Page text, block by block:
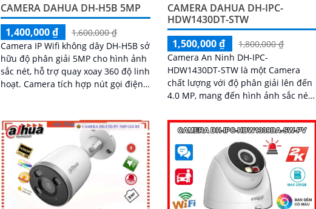
CAMERA DAHUA DH-H5B 5MP
1,400,000 ₫
1,600,000 ₫
Camera IP Wifi không dây DH-H5B sở
hữu độ phân giải 5MP cho hình ảnh
sắc nét, hỗ trợ quay xoay 360 độ linh
hoạt. Camera tích hợp nút gọi điện,
ngày lẫn đêm
CAMERA DAHUA DH-IPC-
HDW1430DT-STW
1,500,000 ₫
1,800,000 ₫
Camera An Ninh DH-IPC-
HDW1430DT-STW là một Camera
chất lượng với độ phân giải lên đến
4.0 MP, mang đến hình ảnh sắc nét
tính năng xem ban đêm...